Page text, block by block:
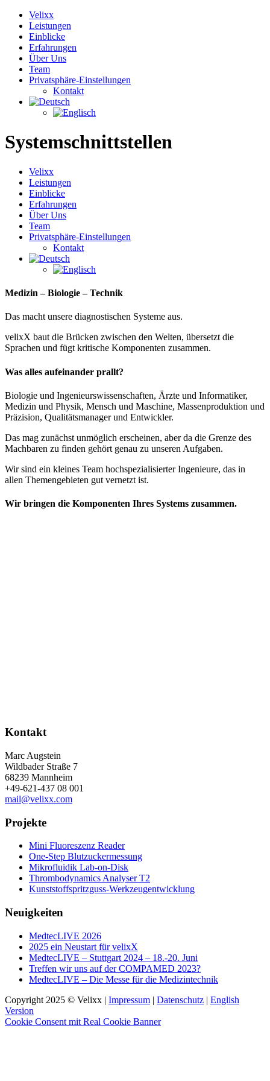
Velixx
Leistungen
Einblicke
Erfahrungen
Über Uns
Team
Privatsphäre-Einstellungen
Kontakt
Systemschnittstellen
Velixx
Leistungen
Einblicke
Erfahrungen
Über Uns
Team
Privatsphäre-Einstellungen
Kontakt
Medizin – Biologie – Technik
Das macht unsere diagnostischen Systeme aus.
velixX baut die Brücken zwischen den Welten, übersetzt die
Sprachen und fügt kritische Komponenten zusammen.
Was alles aufeinander prallt?
Biologie und Ingenieurswissenschaften, Ärzte und Informatiker,
Medizin und Physik, Mensch und Maschine, Massenproduktion und
Präzision, Qualitätsmanager und Entwickler.
Das mag zunächst unmöglich erscheinen, aber da die Grenze des
Machbaren zu finden gehört genau zu unseren Aufgaben.
Wir sind ein kleines Team hochspezialisierter Ingenieure, das in
allen Themengebieten gut vernetzt ist.
Wir bringen die Komponenten Ihres Systems zusammen.
Kontakt
Marc Augstein
Wildbader Straße 7
68239 Mannheim
+49-621-437 08 001
mail@velixx.com
Projekte
Mini Fluoreszenz Reader
One-Step Blutzuckermessung
Mikrofluidik Lab-on-Disk
Thrombodynamics Analyser T2
Kunststoffspritzguss-Werkzeugentwicklung
Neuigkeiten
MedtecLIVE 2026
2025 ein Neustart für velixX
MedtecLIVE – Stuttgart 2024 – 18.-20. Juni
Treffen wir uns auf der COMPAMED 2023?
MedtecLIVE – Die Messe für die Medizintechnik
Copyright 2025 © Velixx | Impressum | Datenschutz | English
Version
Cookie Consent mit Real Cookie Banner